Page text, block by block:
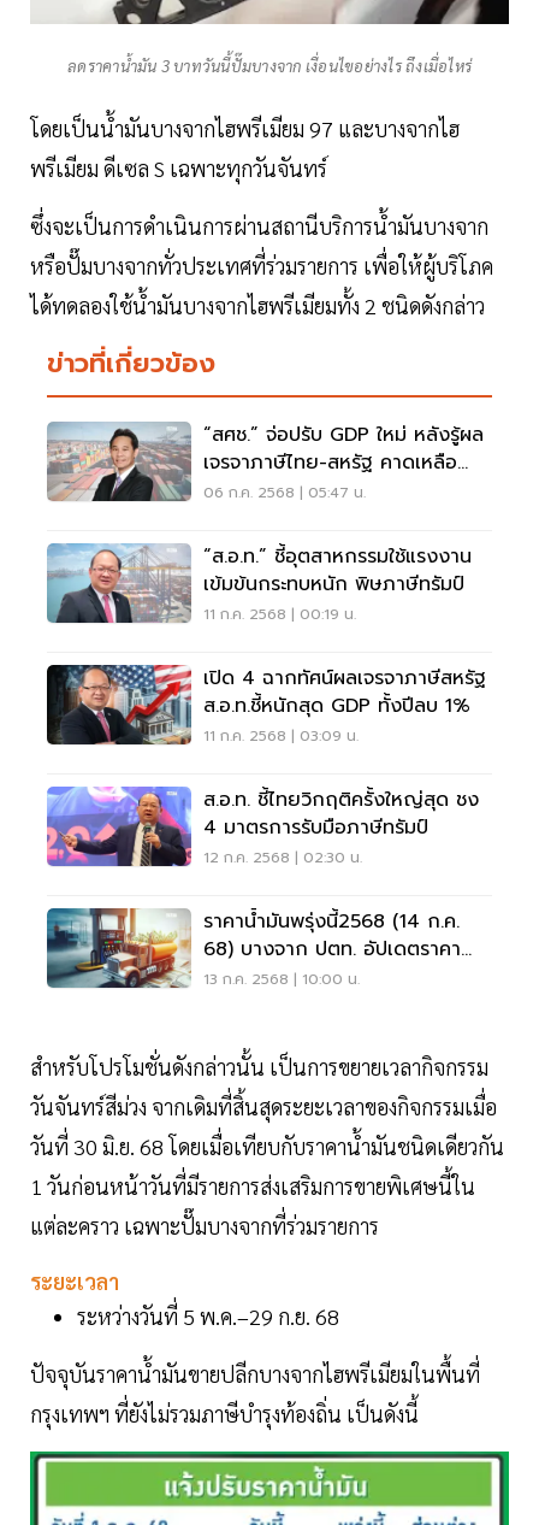
ลดราคาน้ำมัน 3 บาทวันนี้ปั๊มบางจาก เงื่อนไขอย่างไร ถึงเมื่อไหร่
โดยเป็นน้ำมันบางจากไฮพรีเมียม 97 และบางจากไฮ
พรีเมียม ดีเซล S เฉพาะทุกวันจันทร์
ซึ่งจะเป็นการดำเนินการผ่านสถานีบริการน้ำมันบางจาก
หรือปั๊มบางจากทั่วประเทศที่ร่วมรายการ เพื่อให้ผู้บริโภค
ได้ทดลองใช้น้ำมันบางจากไฮพรีเมียมทั้ง 2 ชนิดดังกล่าว
ข่าวที่เกี่ยวข้อง
“สศช.” จ่อปรับ GDP ใหม่ หลังรู้ผล
เจรจาภาษีไทย-สหรัฐ คาดเหลือ
18%
06 ก.ค. 2568 | 05:47 น.
“ส.อ.ท.” ชี้อุตสาหกรรมใช้แรงงาน
เข้มข้นกระทบหนัก พิษภาษีทรัมป์
11 ก.ค. 2568 | 00:19 น.
เปิด 4 ฉากทัศน์ผลเจรจาภาษีสหรัฐ
ส.อ.ท.ชี้หนักสุด GDP ทั้งปีลบ 1%
11 ก.ค. 2568 | 03:09 น.
ส.อ.ท. ชี้ไทยวิกฤติครั้งใหญ่สุด ชง
4 มาตรการรับมือภาษีทรัมป์
12 ก.ค. 2568 | 02:30 น.
ราคาน้ำมันพรุ่งนี้2568 (14 ก.ค.
68) บางจาก ปตท. อัปเดตราคา
ล่าสุด
13 ก.ค. 2568 | 10:00 น.
สำหรับโปรโมชั่นดังกล่าวนั้น เป็นการขยายเวลากิจกรรม
วันจันทร์สีม่วง จากเดิมที่สิ้นสุดระยะเวลาของกิจกรรมเมื่อ
วันที่ 30 มิ.ย. 68 โดยเมื่อเทียบกับราคาน้ำมันชนิดเดียวกัน
1 วันก่อนหน้าวันที่มีรายการส่งเสริมการขายพิเศษนี้ใน
แต่ละคราว เฉพาะปั๊มบางจากที่ร่วมรายการ
ระยะเวลา
ระหว่างวันที่ 5 พ.ค.–29 ก.ย. 68
ปัจจุบันราคาน้ำมันขายปลีกบางจากไฮพรีเมียมในพื้นที่
กรุงเทพฯ ที่ยังไม่รวมภาษีบำรุงท้องถิ่น เป็นดังนี้